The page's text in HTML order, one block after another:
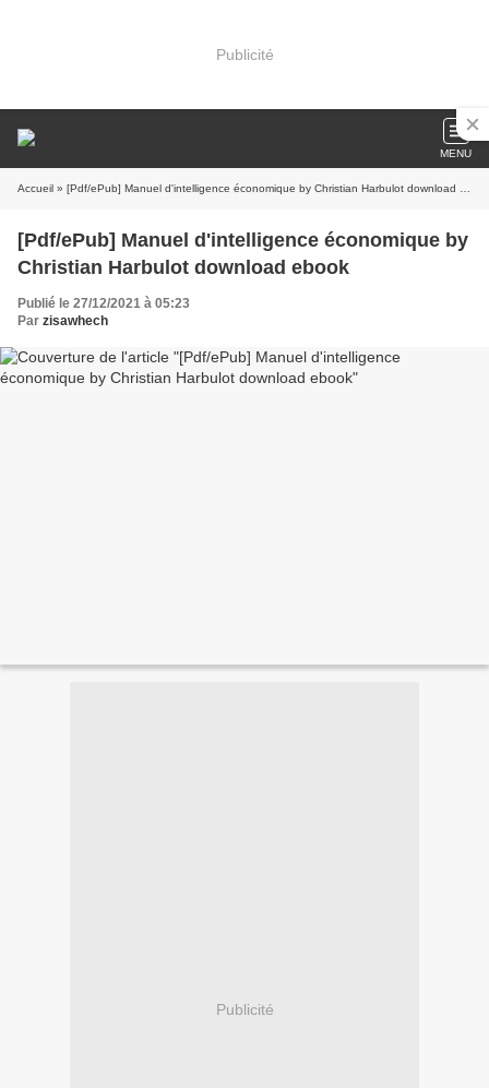
Publicité
MENU
Accueil » [Pdf/ePub] Manuel d'intelligence économique by Christian Harbulot download ebook
[Pdf/ePub] Manuel d'intelligence économique by
Christian Harbulot download ebook
Publié le 27/12/2021 à 05:23
Par zisawhech
Publicité